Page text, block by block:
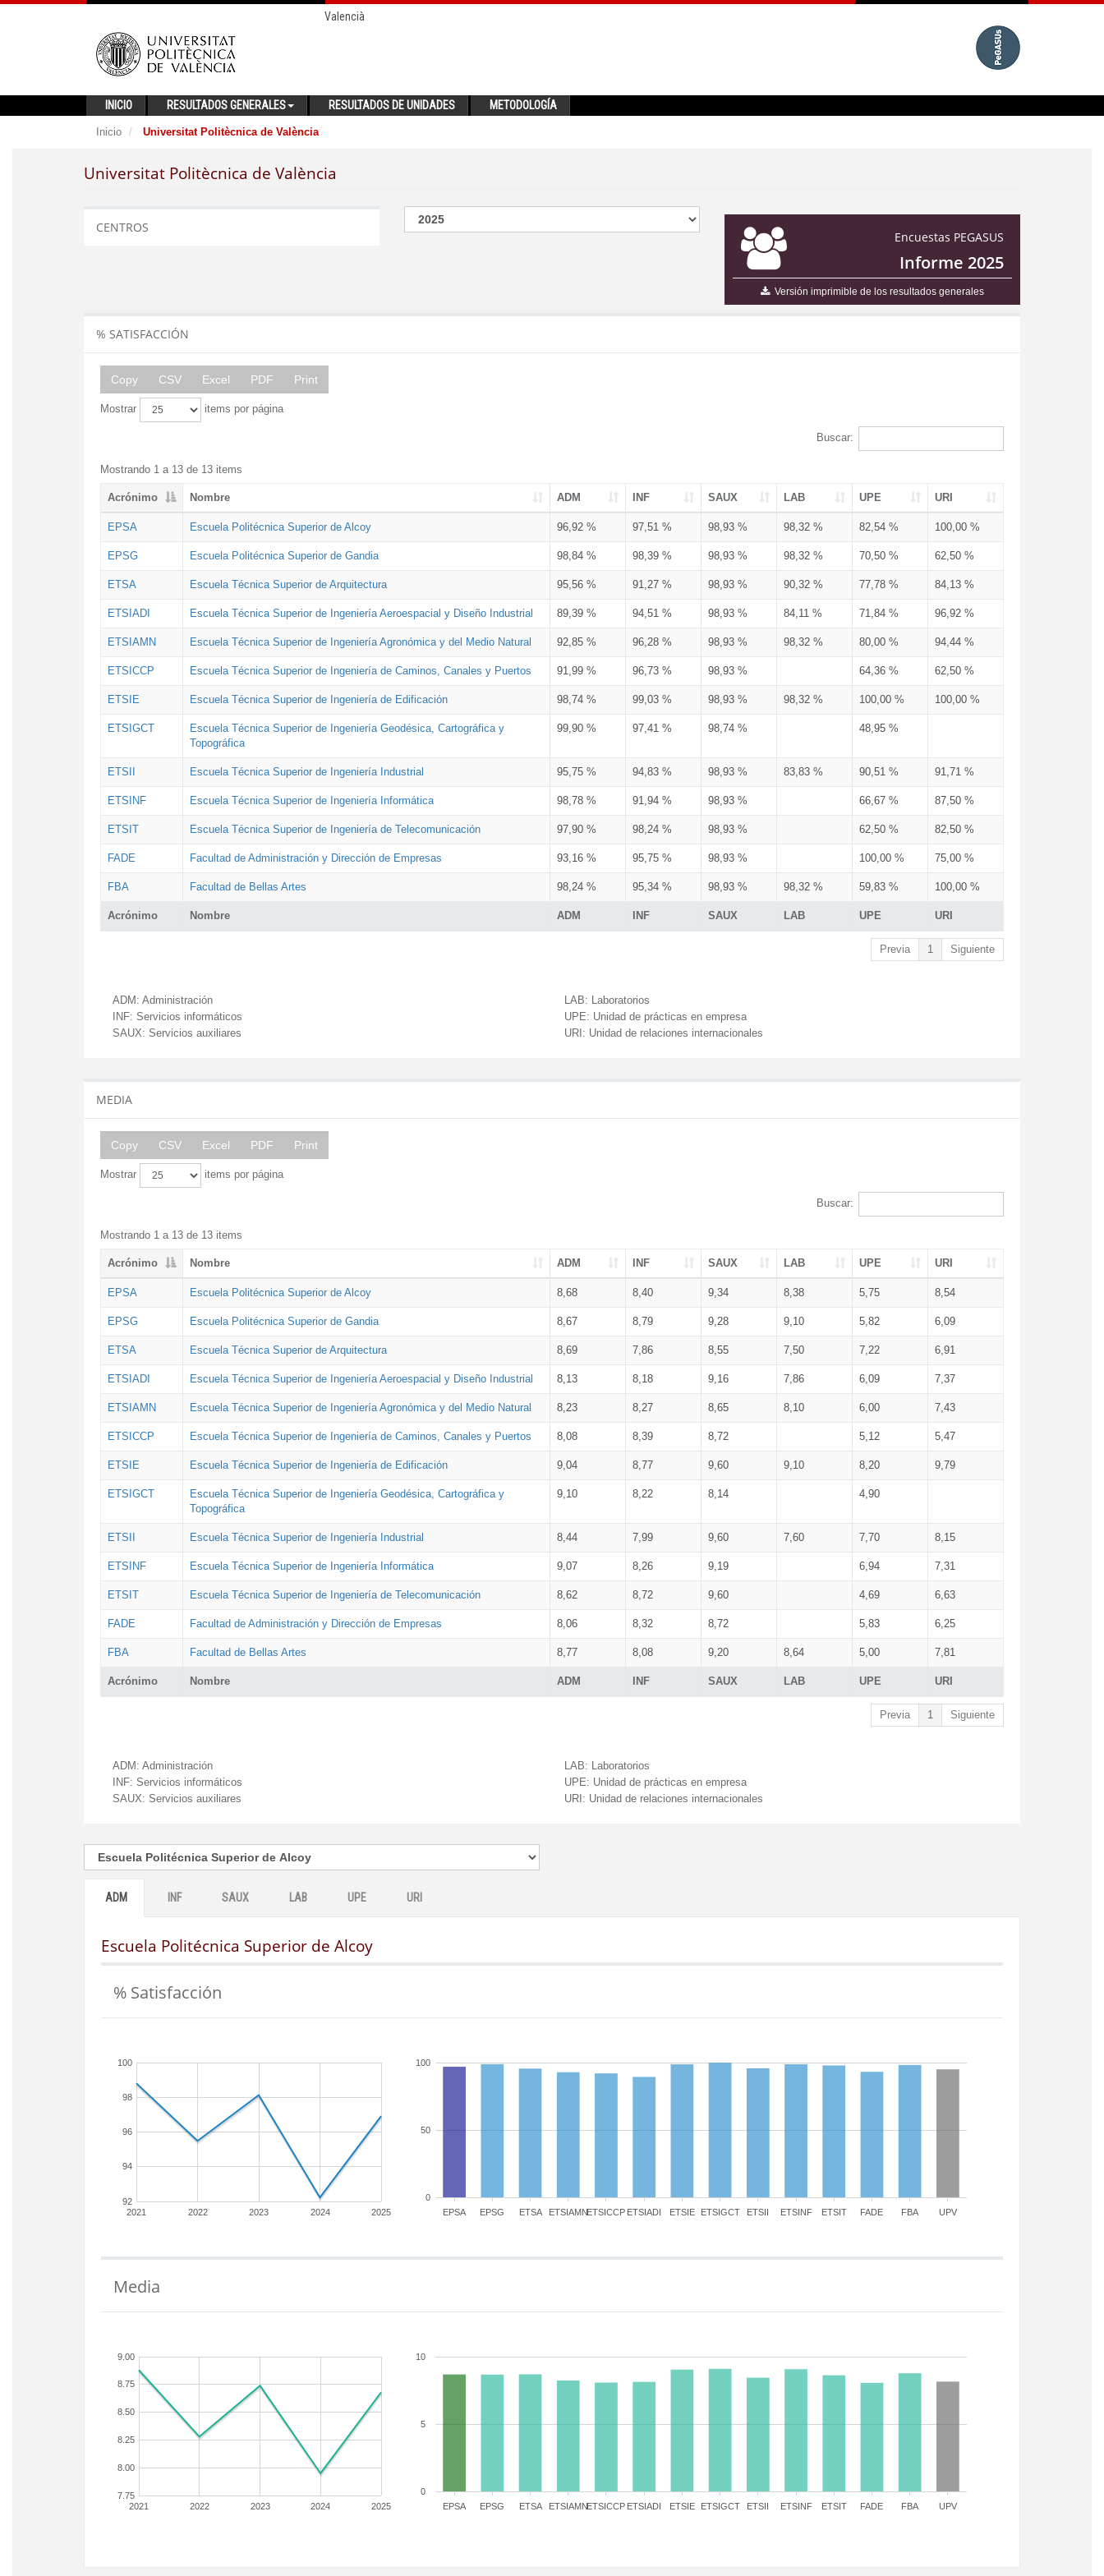
Valencià
INICIO RESULTADOS GENERALES RESULTADOS DE UNIDADES METODOLOGÍA
Inicio Universitat Politècnica de València
Universitat Politècnica de València
Encuestas PEGASUS
Informe 2025
Versión imprimible de los resultados generales
CENTROS
% SATISFACCIÓN
Copy CSV Excel PDF Print
Mostrar items por página
Buscar:
Mostrando 1 a 13 de 13 items
Acrónimo Nombre ADM INF SAUX LAB UPE URI
Acrónimo Nombre ADM INF SAUX LAB UPE URI
EPSA Escuela Politécnica Superior de Alcoy 96,92 % 97,51 % 98,93 % 98,32 % 82,54 % 100,00 %
EPSG Escuela Politécnica Superior de Gandia 98,84 % 98,39 % 98,93 % 98,32 % 70,50 % 62,50 %
ETSA Escuela Técnica Superior de Arquitectura 95,56 % 91,27 % 98,93 % 90,32 % 77,78 % 84,13 %
ETSIADI Escuela Técnica Superior de Ingeniería Aeroespacial y Diseño Industrial 89,39 % 94,51 % 98,93 % 84,11 % 71,84 % 96,92 %
ETSIAMN Escuela Técnica Superior de Ingeniería Agronómica y del Medio Natural 92,85 % 96,28 % 98,93 % 98,32 % 80,00 % 94,44 %
ETSICCP Escuela Técnica Superior de Ingeniería de Caminos, Canales y Puertos 91,99 % 96,73 % 98,93 % 64,36 % 62,50 %
ETSIE Escuela Técnica Superior de Ingeniería de Edificación 98,74 % 99,03 % 98,93 % 98,32 % 100,00 % 100,00 %
ETSIGCT
Escuela Técnica Superior de Ingeniería Geodésica, Cartográfica y
Topográfica
99,90 % 97,41 % 98,74 % 48,95 %
ETSII Escuela Técnica Superior de Ingeniería Industrial 95,75 % 94,83 % 98,93 % 83,83 % 90,51 % 91,71 %
ETSINF Escuela Técnica Superior de Ingeniería Informática 98,78 % 91,94 % 98,93 % 66,67 % 87,50 %
ETSIT Escuela Técnica Superior de Ingeniería de Telecomunicación 97,90 % 98,24 % 98,93 % 62,50 % 82,50 %
FADE Facultad de Administración y Dirección de Empresas 93,16 % 95,75 % 98,93 % 100,00 % 75,00 %
FBA Facultad de Bellas Artes 98,24 % 95,34 % 98,93 % 98,32 % 59,83 % 100,00 %
Previa 1 Siguiente
ADM: Administración
INF: Servicios informáticos
SAUX: Servicios auxiliares
LAB: Laboratorios
UPE: Unidad de prácticas en empresa
URI: Unidad de relaciones internacionales
MEDIA
Copy CSV Excel PDF Print
Mostrar items por página
Buscar:
Mostrando 1 a 13 de 13 items
Acrónimo Nombre ADM INF SAUX LAB UPE URI
Acrónimo Nombre ADM INF SAUX LAB UPE URI
EPSA Escuela Politécnica Superior de Alcoy 8,68 8,40 9,34 8,38 5,75 8,54
EPSG Escuela Politécnica Superior de Gandia 8,67 8,79 9,28 9,10 5,82 6,09
ETSA Escuela Técnica Superior de Arquitectura 8,69 7,86 8,55 7,50 7,22 6,91
ETSIADI Escuela Técnica Superior de Ingeniería Aeroespacial y Diseño Industrial 8,13 8,18 9,16 7,86 6,09 7,37
ETSIAMN Escuela Técnica Superior de Ingeniería Agronómica y del Medio Natural 8,23 8,27 8,65 8,10 6,00 7,43
ETSICCP Escuela Técnica Superior de Ingeniería de Caminos, Canales y Puertos 8,08 8,39 8,72 5,12 5,47
ETSIE Escuela Técnica Superior de Ingeniería de Edificación 9,04 8,77 9,60 9,10 8,20 9,79
ETSIGCT
Escuela Técnica Superior de Ingeniería Geodésica, Cartográfica y
Topográfica
9,10 8,22 8,14 4,90
ETSII Escuela Técnica Superior de Ingeniería Industrial 8,44 7,99 9,60 7,60 7,70 8,15
ETSINF Escuela Técnica Superior de Ingeniería Informática 9,07 8,26 9,19 6,94 7,31
ETSIT Escuela Técnica Superior de Ingeniería de Telecomunicación 8,62 8,72 9,60 4,69 6,63
FADE Facultad de Administración y Dirección de Empresas 8,06 8,32 8,72 5,83 6,25
FBA Facultad de Bellas Artes 8,77 8,08 9,20 8,64 5,00 7,81
Previa 1 Siguiente
ADM: Administración
INF: Servicios informáticos
SAUX: Servicios auxiliares
LAB: Laboratorios
UPE: Unidad de prácticas en empresa
URI: Unidad de relaciones internacionales
ADM INF SAUX LAB UPE URI
Escuela Politécnica Superior de Alcoy
% Satisfacción
2021 2022 2023 2024 2025
92
94
96
98
100
EPSA EPSG ETSA ETSIAMNETSICCP ETSIADI ETSIE ETSIGCT ETSII ETSINF ETSIT FADE FBA UPV
0
50
100
Media
2021 2022 2023 2024 2025
7.75
8.00
8.25
8.50
8.75
9.00
EPSA EPSG ETSA ETSIAMNETSICCP ETSIADI ETSIE ETSIGCT ETSII ETSINF ETSIT FADE FBA UPV
0
5
10